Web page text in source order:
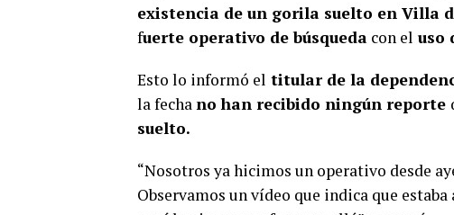
existencia de un gorila suelto en Villa
fuerte operativo de búsqueda con el uso
Esto lo informó el titular de la
la fechano han recibido ningún reporte
suelto.
“Nosotros ya hicimos un operativo desde
Observamos un vídeo que indica que